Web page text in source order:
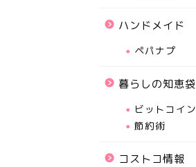
ハンドメイド
ペパナプ
暮らしの知恵袋
ビットコイン
節約術
コストコ情報